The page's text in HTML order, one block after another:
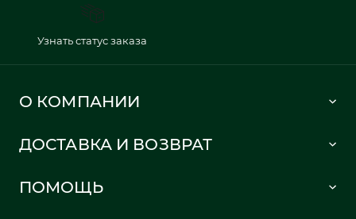
Узнать статус заказа
О КОМПАНИИ
Политика в отношении обработки персональных данных
ДОСТАВКА И ВОЗВРАТ
Информация о доставке
ПОМОЩЬ